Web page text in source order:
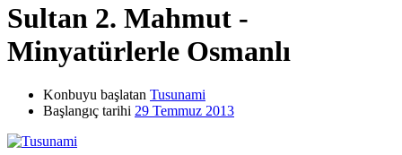
Sultan 2. Mahmut -
Minyatürlerle Osmanlı
Konbuyu başlatan Tusunami
Başlangıç tarihi 29 Temmuz 2013